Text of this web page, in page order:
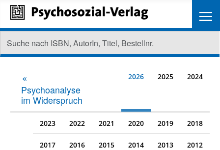
Psychoanalyse
im Widerspruch
2026 2025 2024
2023 2022 2021 2020 2019 2018
2017 2016 2015 2014 2013 2012
≡